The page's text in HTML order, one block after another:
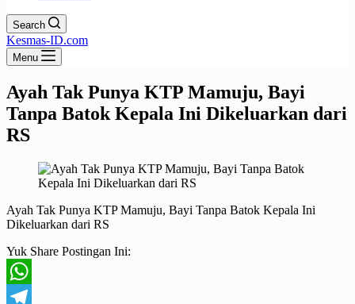
Search
Kesmas-ID.com
Menu
Ayah Tak Punya KTP Mamuju, Bayi
Tanpa Batok Kepala Ini Dikeluarkan dari
RS
Ayah Tak Punya KTP Mamuju, Bayi Tanpa Batok Kepala Ini
Dikeluarkan dari RS
Yuk Share Postingan Ini:
WhatsApp